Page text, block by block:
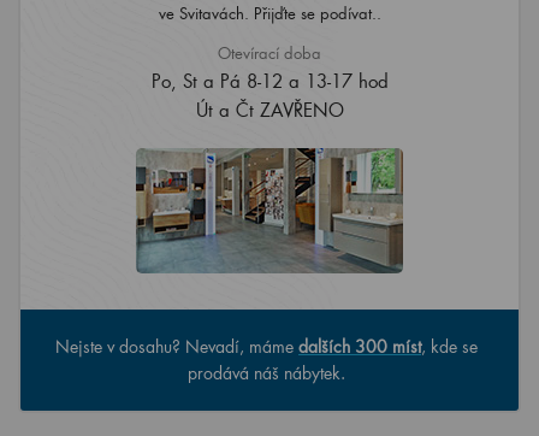
ve Svitavách. Přijďte se podívat..
Otevírací doba
Po, St a Pá 8-12 a 13-17 hod
Út a Čt ZAVŘENO
Nejste v dosahu? Nevadí, máme dalších 300 míst, kde se
prodává náš nábytek.